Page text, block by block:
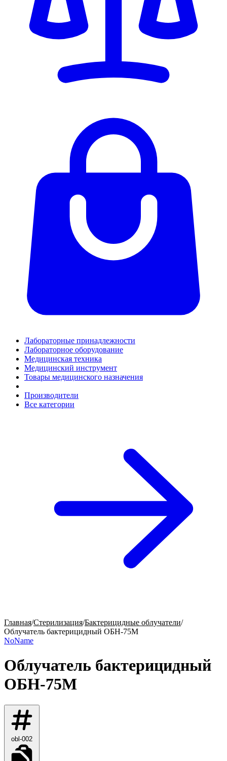
Лабораторные принадлежности
Лабораторное оборудование
Медицинская техника
Медицинский инструмент
Товары медицинского назначения
Производители
Все категории
Главная/Стерилизация/Бактерицидные облучатели/
Облучатель бактерицидный ОБН-75М
NoName
Облучатель бактерицидный
ОБН-75М
obl-002